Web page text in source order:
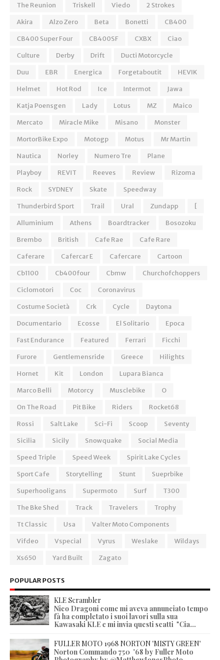
The Reunion Triskell Viedo
2 Strokes
Akira
Alzo Zero Beta Bonetti
CB400
CB400 Super Four
CB400SF CXBX
Ciao
Culture
Derby Drift
Ducti Motorcycle
Duu
EBR Energica Forgetaboutit
HEVIK
Helmet
Hot Rod Ice Intermot
Jawa
Katja Poensgen
Lady Lotus MZ
Maico
Mercato
Miracle Mike Misano
Monster
MortorBike Expo
Motogp Motus
Mr Martin
Nautica
Norley Numero Tre
Plane
Playboy
REVIT Reeves Review
Rizoma
Rock
SYDNEY Skate
Speedway
Thunderbird Sport
Trail Ural Zundapp
[
Alluminium
Athens Boardtracker
Bosozoku
Brembo
British Cafe Rae
Cafe Rare
Caferare
Cafercar E Cafercare
Cartoon
Cb1100
Cb400four Cbmw
Churchofchoppers
Ciclomotori
Coc
Coronavirus
Costume Società
Crk Cycle
Daytona
Documentario
Ecosse El Solitario
Epoca
Fast Endurance
Featured Ferrari
Ficchi
Furore
Gentlemensride Greece
Hilights
Hornet
Kit London
Lupara Bianca
Marco Belli
Motorcy Musclebike
O
On The Road
Pit Bike Riders
Rocket68
Rossi
Salt Lake Sci-Fi Scoop
Seventy
Sicilia
Sicily Snowquake
Social Media
Speed Triple
Speed Week
Spirit Lake Cycles
Sport Cafe
Storytelling Stunt
Sueprbike
Superhooligans
Supermoto Surf
T300
The Bke Shed
Track Travelers
Trophy
Tt Classic
Usa
Valter Moto Components
Vifdeo
Vspecial Vyrus Weslake
Wildays
Xs650
Yard Built Zagato
POPULAR POSTS
KLE Scrambler
Nico Dragoni come mi aveva annunciato tempo
fà ha completato i suoi lavori sulla sua
Kawasaki KLE e mi invia questi scatti "Cia...
FULLER MOTO 1968 NORTON 'MISTY GREEN'
Norton Commando 750 '68 by Fuller Moto